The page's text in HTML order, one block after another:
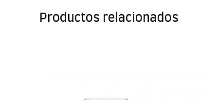
Productos relacionados